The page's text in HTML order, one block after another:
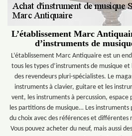
L’établissement Marc
d’instruments de
L’établissement Marc Antiquaire est un
tous les types d’instruments de musique
des revendeurs pluri-spécialistes. Le
instruments à clavier, guitare et les
vent, les instruments à percussion, espace
les partitions de musique… Les instruments
du choix avec des références et différentes
Vous pouvez acheter du neuf, mais aussi